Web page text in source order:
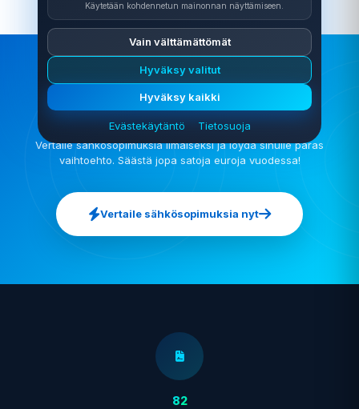
🔌 Valmis säästämään sähkölaskussa?
Vertaile sähkösopimuksia ilmaiseksi ja löydä sinulle paras
vaihtoehto. Säästä jopa satoja euroja vuodessa!
Vertaile sähkösopimuksia nyt
82
Käytetään kohdennetun mainonnan näyttämiseen.
Vain välttämättömät
Hyväksy valitut
Hyväksy kaikki
Evästekäytäntö Tietosuoja